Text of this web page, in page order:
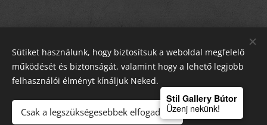
STIL GALLERY KFT
Sütiket használunk, hogy biztosítsuk a weboldal megfelelő
működését és biztonságát, valamint hogy a lehető legjobb
felhasználói élményt kínáljuk Neked.
Csak a legszükségesebbek elfogadása
Stil Gallery Bútor
Üzenj nekünk!